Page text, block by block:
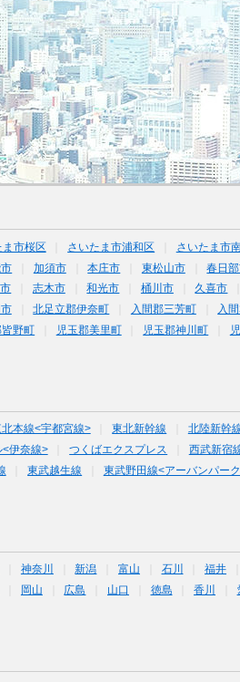
ま市桜区 さいたま市浦和区
さいたま市
加須市 本庄市 東松山市
春日
志木市 和光市 桶川市 久喜市
北足立郡伊奈町 入間郡三芳町
入
野町 児玉郡美里町 児玉郡神川町
北本線<宇都宮線> 東北新幹線
北陸新幹
<伊奈線> つくばエクスプレス
西武新宿
東武越生線
東武野田線<アーバンパー
神奈川 新潟 富山 石川 福井
岡山 広島 山口 徳島 香川